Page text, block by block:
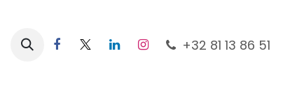
+32 81 13 86 51